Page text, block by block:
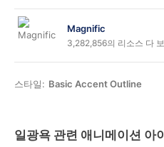
Magnific
3,282,856의 리소스 다
스타일: Basic Accent Outline
일광욕 관련 애니메이션 아